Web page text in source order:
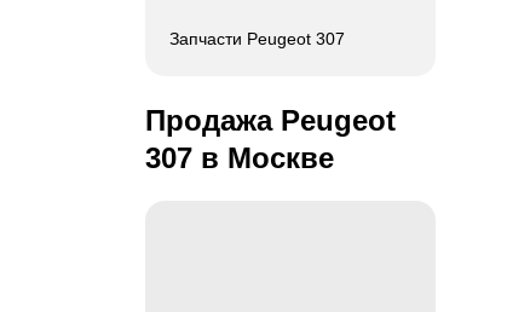
Запчасти Peugeot 307
Продажа Peugeot
307 в Москве